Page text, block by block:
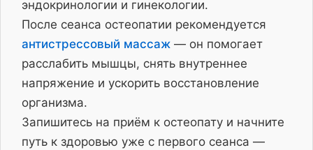
эндокринологии и гинекологии.
После сеанса остеопатии рекомендуется
антистрессовый массаж — он помогает
расслабить мышцы, снять внутреннее
напряжение и ускорить восстановление
организма.
Запишитесь на приём к остеопату и начните
путь к здоровью уже с первого сеанса —